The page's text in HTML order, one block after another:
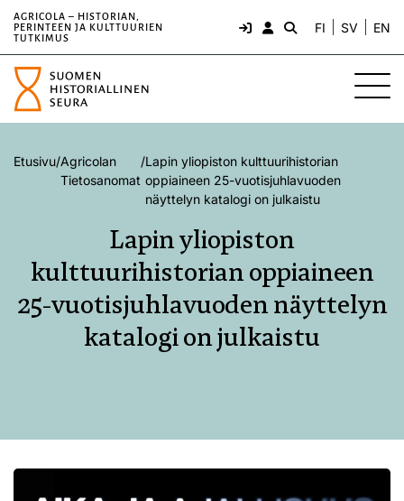
AGRICOLA – HISTORIAN,
PERINTEEN JA KULTTUURIEN
TUTKIMUS
FI SV EN
Etusivu/Agricolan
Tietosanomat
/Lapin yliopiston kulttuurihistorian
oppiaineen 25-vuotisjuhlavuoden
näyttelyn katalogi on julkaistu
Lapin yliopiston
kulttuurihistorian oppiaineen
25-vuotisjuhlavuoden näyttelyn
katalogi on julkaistu